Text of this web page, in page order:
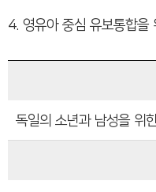
4. 영유아 중심 유보통합을
독일의 소년과 남성을 위